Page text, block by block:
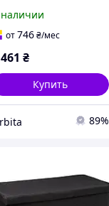
от746₴/мес
₴
Купить
89%